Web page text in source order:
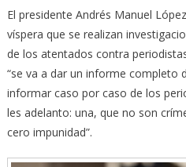
El presidente Andrés Manuel
víspera que se realizan
de los atentados contra
“se va a dar un informe completo
informar caso por caso de los
les adelanto: una, que no son
cero impunidad”.